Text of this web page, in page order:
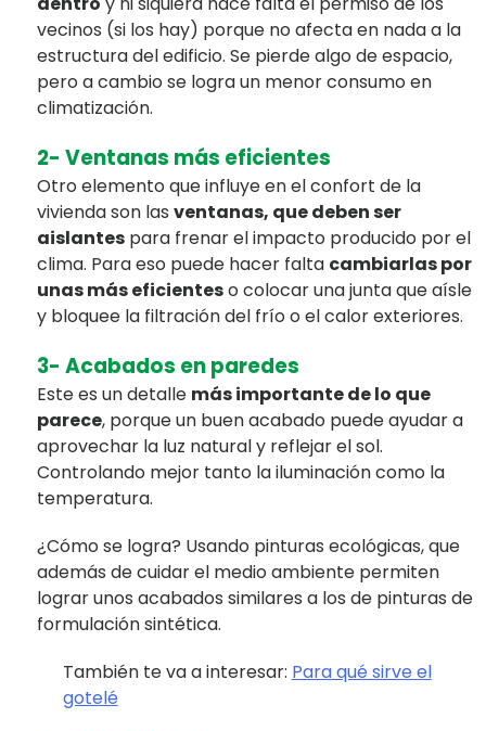
vecinos (si los hay) porque no afecta en nada a la
estructura del edificio. Se pierde algo de espacio,
pero a cambio se logra un menor consumo en
climatización.
2- Ventanas más eficientes
Otro elemento que influye en el confort de la
vivienda son las ventanas, que deben ser
aislantespara frenar el impacto producido por el
clima. Para eso puede hacer falta cambiarlas por
unas más eficienteso colocar una junta que aísle
y bloquee la filtración del frío o el calor exteriores.
3- Acabados en paredes
Este es un detalle más importante de lo que
parece, porque un buen acabado puede ayudar a
aprovechar la luz natural y reflejar el sol.
Controlando mejor tanto la iluminación como la
temperatura.
¿Cómo se logra? Usando pinturas ecológicas, que
además de cuidar el medio ambiente permiten
lograr unos acabados similares a los de pinturas de
formulación sintética.
También te va a interesar: Para qué sirve el
gotelé